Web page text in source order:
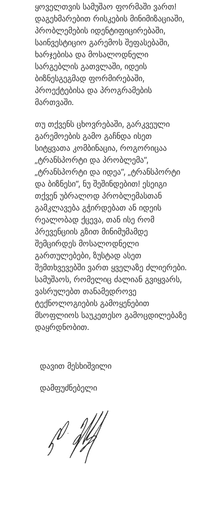
ყოველთვის სამუშაო ფორმაში ვართ!
დაგეხმარებით რისკების მინიმიზაციაში,
პრობლემების იდენტიფიცირებაში,
საინვესტიციო გარემოს შეფასებაში,
ხარჯებისა და მოსალოდნელი
სარგებლის გათვლაში, იდეის
ბიზნესგეგმად ფორმირებაში,
პროექტებისა და პროგრამების
მართვაში.
თუ თქვენს ცხოვრებაში, გარკვეული
გარემოების გამო გაჩნდა ისეთ
სიტყვათა კომბინაცია, როგორიცაა
„ტრანსპორტი და პრობლემა“,
„ტრანსპორტი და იდეა“, „ტრანსპორტი
და ბიზნესი“, ნუ შეშინდებით! ესეიგი
თქვენ უბრალოდ პრობლემასთან
გამკლავება გჭირდებათ ან იდეის
რეალობად ქცევა, თან ისე რომ
პრევენციის გზით მინიმუმამდე
შემცირდეს მოსალოდნელი
გართულებები, ზუსტად ასეთ
შემთხვევებში ვართ ყველაზე ძლიერები.
სამუშაოს, რომელიც ძალიან გვიყვარს,
ვასრულებთ თანამედროვე
ტექნოლოგიების გამოყენებით
მსოფლიოს საუკეთესო გამოცდილებაზე
დაყრდნობით.
დავით მესხიშვილი
დამფუძნებელი